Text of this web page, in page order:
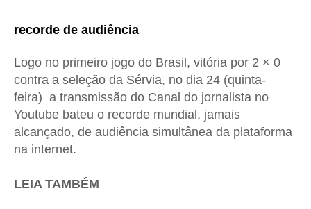
recorde de audiência
Logo no primeiro jogo do Brasil, vitória por 2 × 0
contra a seleção da Sérvia, no dia 24 (quinta-
feira) a transmissão do Canal do jornalista no
Youtube bateu o recorde mundial, jamais
alcançado, de audiência simultânea da plataforma
na internet.
LEIA TAMBÉM